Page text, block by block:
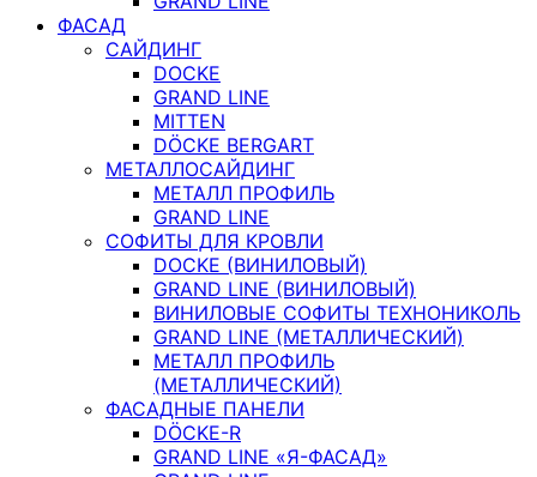
ФАСАД
САЙДИНГ
DOCKE
GRAND LINE
MITTEN
DÖCKE BERGART
МЕТАЛЛОСАЙДИНГ
МЕТАЛЛ ПРОФИЛЬ
GRAND LINE
СОФИТЫ ДЛЯ КРОВЛИ
DOCKE (ВИНИЛОВЫЙ)
GRAND LINE (ВИНИЛОВЫЙ)
ВИНИЛОВЫЕ СОФИТЫ ТЕХНОНИКОЛЬ
GRAND LINE (МЕТАЛЛИЧЕСКИЙ)
МЕТАЛЛ ПРОФИЛЬ
(МЕТАЛЛИЧЕСКИЙ)
ФАСАДНЫЕ ПАНЕЛИ
DÖCKE-R
GRAND LINE «Я-ФАСАД»